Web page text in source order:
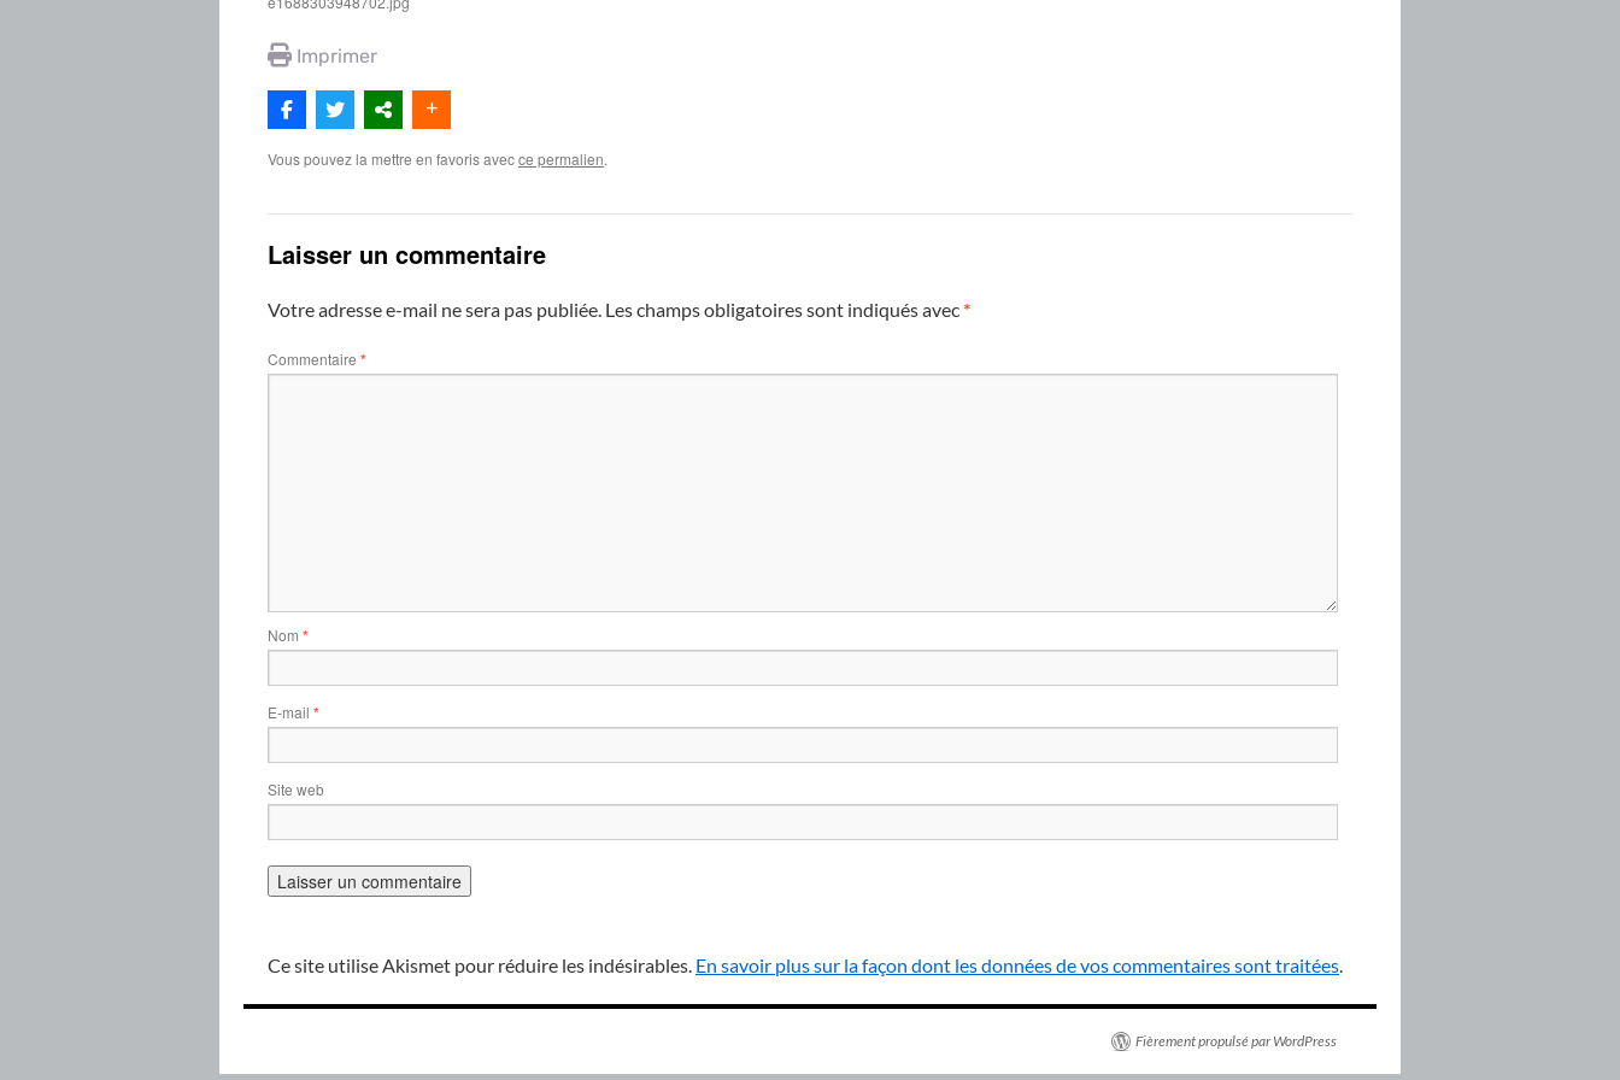
Imprimer
Vous pouvez la mettre en favoris avecce permalien.
Laisser un commentaire
Votre adresse e-mail ne sera pas publiée. Les champs obligatoires sont indiqués avec*
Commentaire *
Nom *
E-mail *
Site web
Ce site utilise Akismet pour réduire les indésirables. En savoir plus sur la façon dont les données de vos commentaires sont traitées
Fièrement propulsé par WordPress